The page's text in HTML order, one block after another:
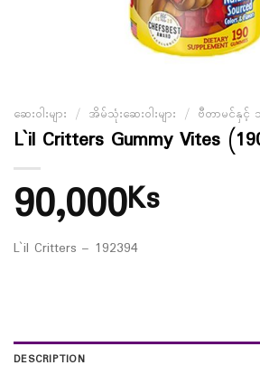
ဆေးဝါးများ / အိမ်သုံးဆေးဝါးများ / ဗီတာမင်နှင့်
L`il Critters Gummy Vites
90,000Ks
L`il Critters – 192394
DESCRIPTION